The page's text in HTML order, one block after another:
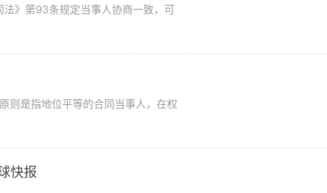
》第93条规定当事人协商一致，可
则是指地位平等的合同当事人，在权
快报